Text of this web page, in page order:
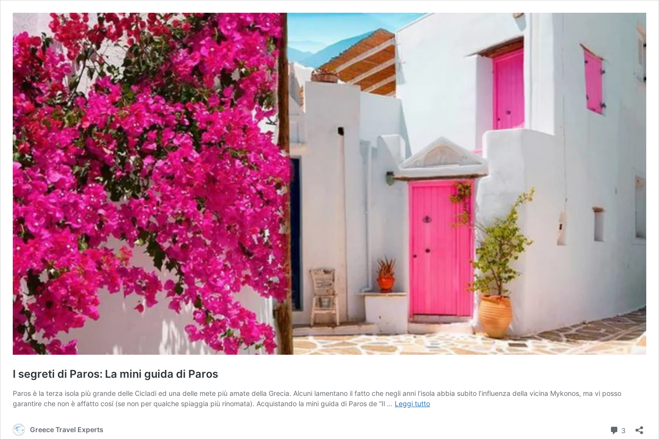
I segreti di Paros: La mini guida di Paros
Paros è la terza isola più grande delle Cicladi ed una delle mete più amate della Grecia. Alcuni lamentano il fatto che negli anni l’isola abbia subito l’influenza della vicina Mykonos, ma vi posso
garantire che non è affatto cosí (se non per qualche spiaggia più rinomata). Acquistando la mini guida di Paros de “Il … Leggi tuttoI
Greece Travel Experts 3 Commenti